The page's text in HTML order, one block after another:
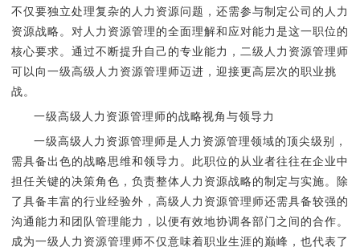
不仅要独立处理复杂的人力资源问题，还需参与制定公司的人力
资源战略。对人力资源管理的全面理解和应对能力是这一职位的
核心要求。通过不断提升自己的专业能力，二级人力资源管理师
可以向一级高级人力资源管理师迈进，迎接更高层次的职业挑
战。
一级高级人力资源管理师的战略视角与领导力
一级高级人力资源管理师是人力资源管理领域的顶尖级别，
需具备出色的战略思维和领导力。此职位的从业者往往在企业中
担任关键的决策角色，负责整体人力资源战略的制定与实施。除
了具备丰富的行业经验外，高级人力资源管理师还需具备较强的
沟通能力和团队管理能力，以便有效地协调各部门之间的合作。
成为一级人力资源管理师不仅意味着职业生涯的巅峰，也代表了